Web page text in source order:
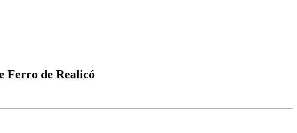
Ferro de Realicó